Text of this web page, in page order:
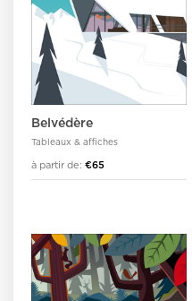
Belvédère
Tableaux & affiches
à partir de: €65